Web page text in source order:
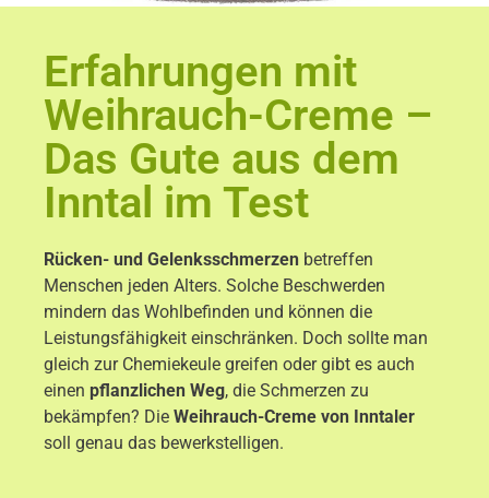
Erfahrungen mit
Weihrauch-Creme –
Das Gute aus dem
Inntal im Test
Rücken- und Gelenksschmerzen betreffen
Menschen jeden Alters. Solche Beschwerden
mindern das Wohlbefinden und können die
Leistungsfähigkeit einschränken. Doch sollte man
gleich zur Chemiekeule greifen oder gibt es auch
einen pflanzlichen Weg, die Schmerzen zu
bekämpfen? Die Weihrauch-Creme von Inntaler
soll genau das bewerkstelligen.